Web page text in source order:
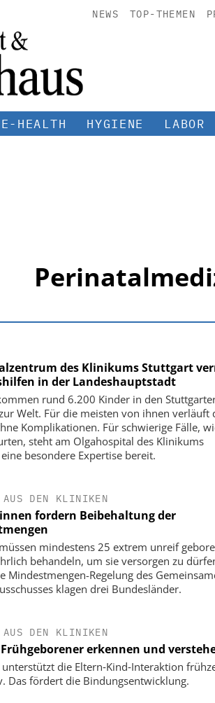
NEWS TOP-THEMEN
E-HEALTH HYGIENE LABOR
des Klinikums Stuttgart
in der Landeshauptstadt
rund 6.200 Kinder in den
Welt. Für die meisten von ihnen verläuft
Komplikationen. Für schwierige Fälle,
steht am Olgahospital des Klinikums
besondere Expertise bereit.
AUS DEN KLINIKEN
fordern Beibehaltung der
mindestens 25 extrem unreif
behandeln, um sie versorgen zu
Mindestmengen-Regelung des
klagen drei Bundesländer.
AUS DEN KLINIKEN
erkennen und
unterstützt die Eltern‐Kind‐Interaktion
Das fördert die Bindungsentwicklung.
digitaler
EASY SOFTWARE AG
Digitalisierung im
Personalmanagement:
Ordnung zur KI-fähigen